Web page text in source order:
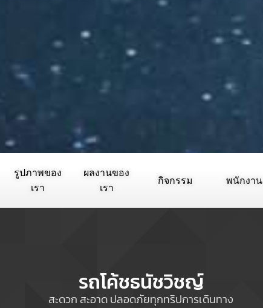
รูปภาพของ
เรา
ผลงานของ
เรา
กิจกรรม พนักงาน
รถโค้ชธนัชวิชญ์
สะดวก สะอาด ปลอดภัยทุกทริปการเดินทาง